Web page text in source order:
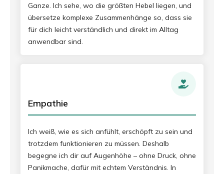
Ganze. Ich sehe, wo die größten Hebel liegen, und
übersetze komplexe Zusammenhänge so, dass sie
für dich leicht verständlich und direkt im Alltag
anwendbar sind.
Empathie
Ich weiß, wie es sich anfühlt, erschöpft zu sein und
trotzdem funktionieren zu müssen. Deshalb
begegne ich dir auf Augenhöhe – ohne Druck, ohne
Panikmache, dafür mit echtem Verständnis. In